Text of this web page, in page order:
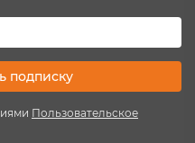
подписку
Пользовательское